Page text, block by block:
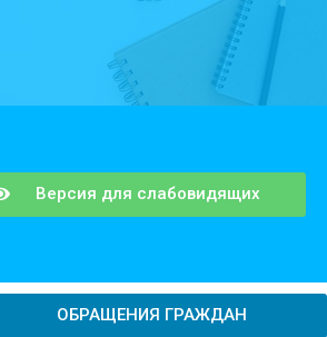
Версия для слабовидящих
ОБРАЩЕНИЯ ГРАЖДАН